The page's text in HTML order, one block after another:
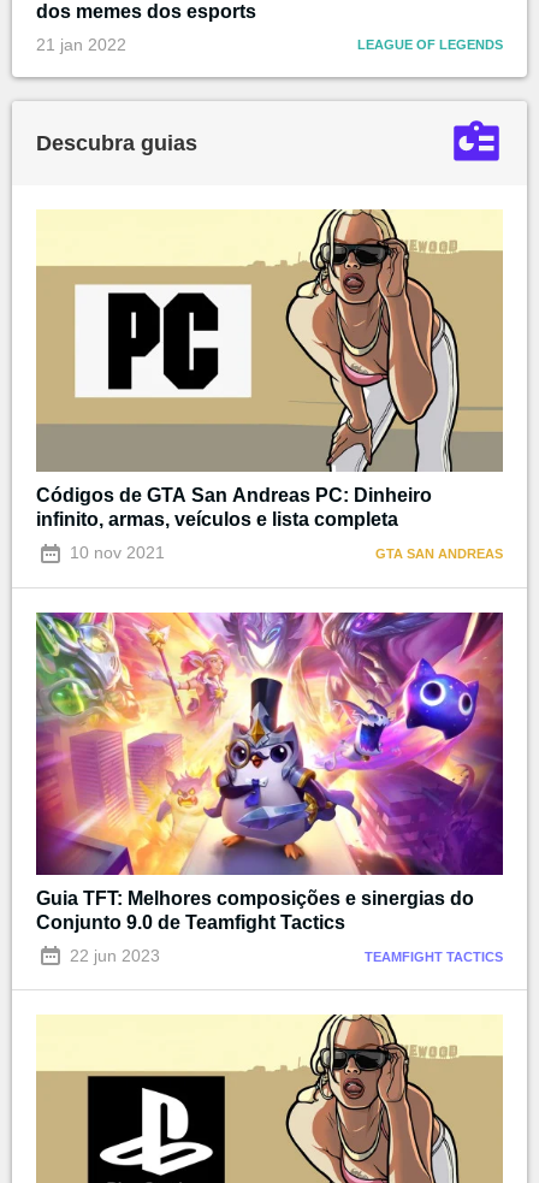
dos memes dos esports
21 jan 2022 LEAGUE OF LEGENDS
Descubra guias
Códigos de GTA San Andreas PC: Dinheiro
infinito, armas, veículos e lista completa
10 nov 2021 GTA SAN ANDREAS
Guia TFT: Melhores composições e sinergias do
Conjunto 9.0 de Teamfight Tactics
22 jun 2023 TEAMFIGHT TACTICS